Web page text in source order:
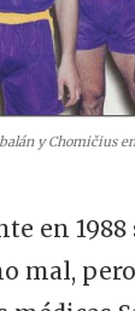
y Chomičius
en 1988
mal,